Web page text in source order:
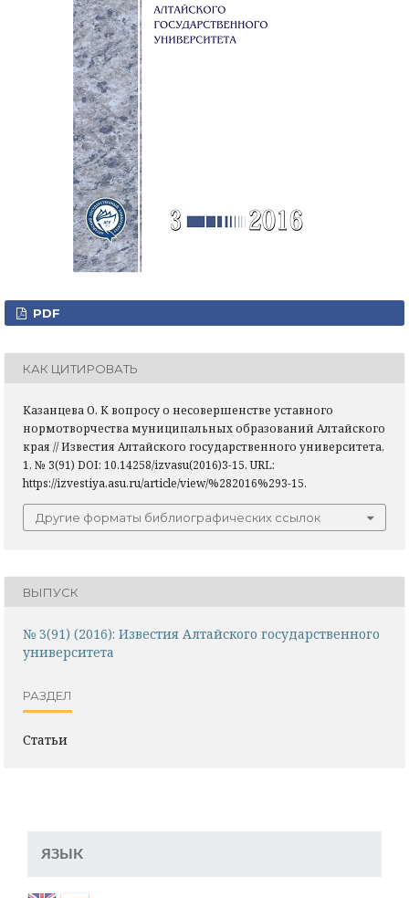
PDF
КАК ЦИТИРОВАТЬ
Казанцева О. К вопросу о несовершенстве уставного
нормотворчества муниципальных образований Алтайского
края // Известия Алтайского государственного университета,
1, № 3(91) DOI: 10.14258/izvasu(2016)3-15. URL:
https://izvestiya.asu.ru/article/view/%282016%293-15.
Другие форматы библиографических ссылок
ВЫПУСК
№ 3(91) (2016): Известия Алтайского государственного
университета
РАЗДЕЛ
Статьи
ЯЗЫК